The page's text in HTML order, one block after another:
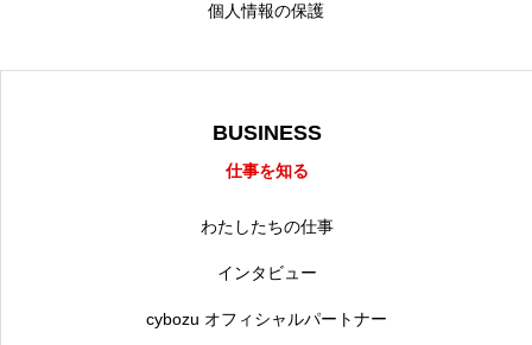
個人情報の保護
BUSINESS
仕事を知る
わたしたちの仕事
インタビュー
cybozu オフィシャルパートナー